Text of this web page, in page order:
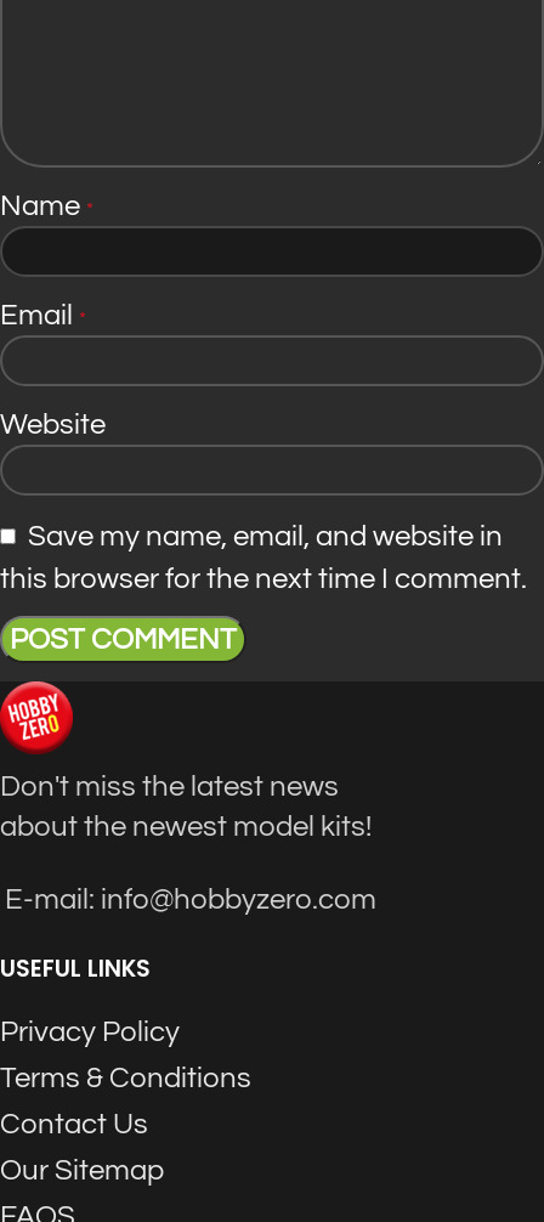
Name *
Email *
Website
Save my name, email, and website in
this browser for the next time I comment.
Don't miss the latest news
about the newest model kits!
E-mail: info@hobbyzero.com
USEFUL LINKS
Privacy Policy
Terms & Conditions
Contact Us
Our Sitemap